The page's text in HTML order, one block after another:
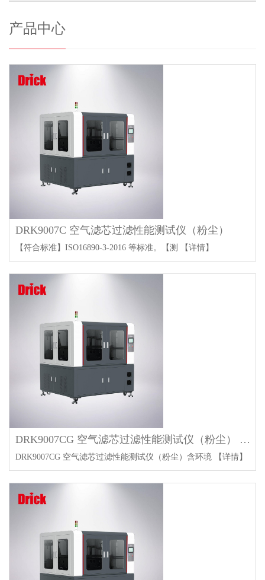
产品中心
DRK9007C 空气滤芯过滤性能测试仪（粉尘）
【符合标准】ISO16890-3-2016 等标准。【测 【详情】
DRK9007CG 空气滤芯过滤性能测试仪（粉尘） 含环境室
DRK9007CG 空气滤芯过滤性能测试仪（粉尘）含环境 【详情】